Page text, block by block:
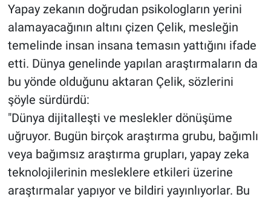
Yapay zekanın doğrudan psikologların yerini
alamayacağının altını çizen Çelik, mesleğin
temelinde insan insana temasın yattığını ifade
etti. Dünya genelinde yapılan araştırmaların da
bu yönde olduğunu aktaran Çelik, sözlerini
şöyle sürdürdü:
"Dünya dijitalleşti ve meslekler dönüşüme
uğruyor. Bugün birçok araştırma grubu, bağımlı
veya bağımsız araştırma grupları, yapay zeka
teknolojilerinin mesleklere etkileri üzerine
araştırmalar yapıyor ve bildiri yayınlıyorlar. Bu